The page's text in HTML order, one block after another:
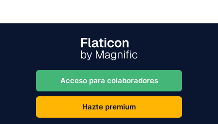
Acceso para colaboradores
Hazte premium